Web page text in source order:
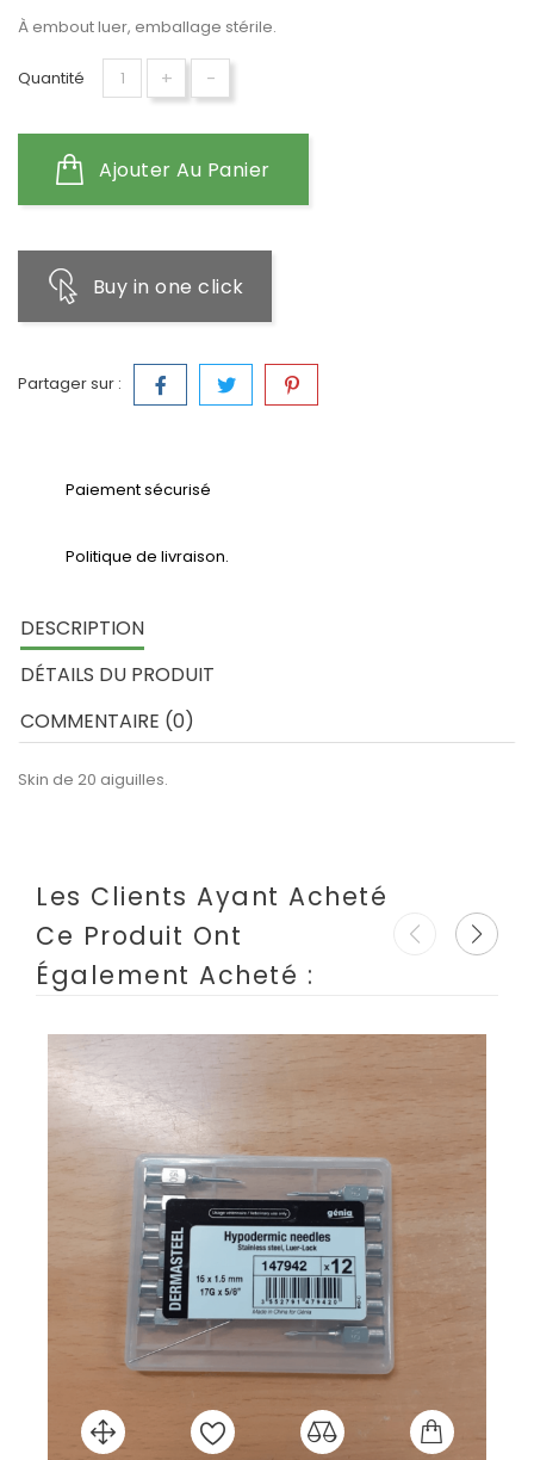
À embout luer, emballage stérile.
Quantité + -
Ajouter Au Panier
Buy in one click
Partager sur :
Paiement sécurisé
Politique de livraison.
DESCRIPTION
DÉTAILS DU PRODUIT
COMMENTAIRE (0)
Skin de 20 aiguilles.
Les Clients Ayant Acheté
Ce Produit Ont
Également Acheté :